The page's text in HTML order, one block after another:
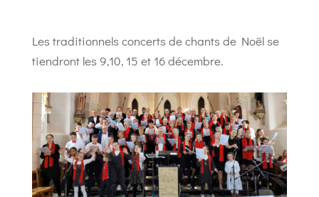
Les traditionnels concerts de chants de Noël se
tiendront les 9,10, 15 et 16 décembre.